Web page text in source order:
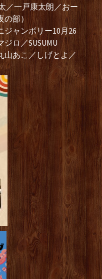
／一戸康太朗／おー
の部）
ジャンボリー10月26
ロ／SUSUMU
山あこ／しげとよ／